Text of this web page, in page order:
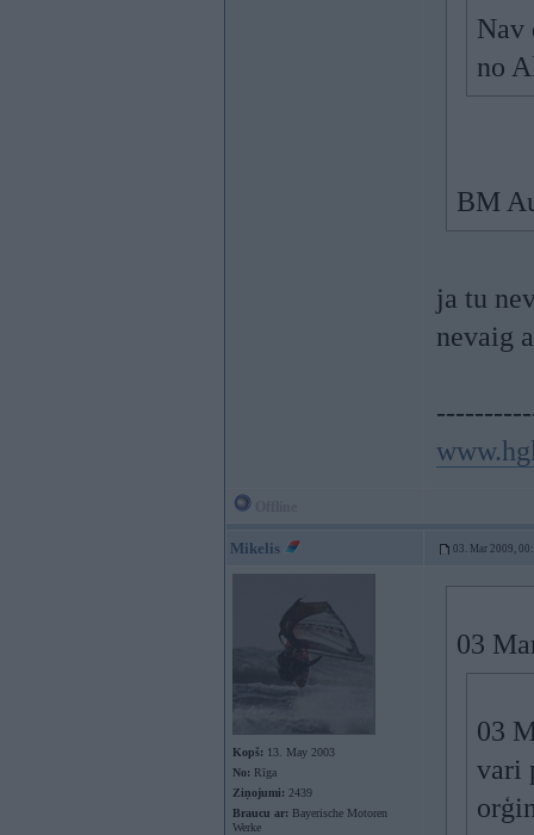
Nav
no
BM
ja tu
nevaig
Mikelis 03. Mar 2009,
Kopš: 13. May 2003
No: Rīga
Ziņojumi: 2439
Braucu ar: Bayerische Motoren
Werke
03
03
vari